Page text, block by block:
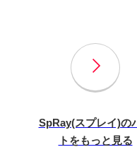
SpRay(スプレイ)の
トをもっと見る